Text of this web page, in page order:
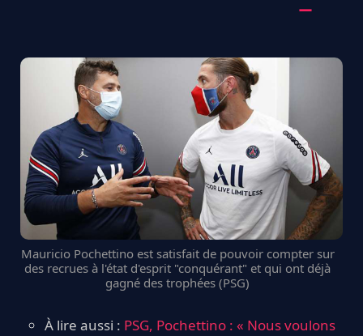
Mauricio Pochettino est satisfait de pouvoir compter sur
des recrues à l'état d'esprit "conquérant" et qui ont déjà
gagné des trophées (PSG)
À lire aussi : PSG, Pochettino : « Nous voulons